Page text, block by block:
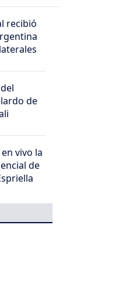
recibió
de
vivo la
de